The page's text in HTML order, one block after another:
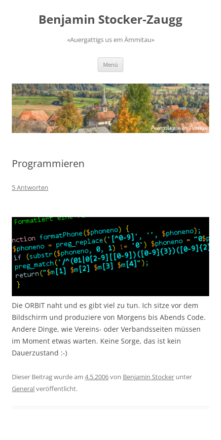
springenBenjamin Stocker-Zaugg
«Auergattigs us em Ämmitau»
Menü
Programmieren
5 Antworten
Die ORBIT naht und es gibt viel zu tun. Ich sitze vor dem
Bildschirm und produziere von Morgens bis Abends Code.
Andere Dinge, wie Vereins- oder Verbandsseiten müssen
im Moment etwas warten. Keine Sorge, das ist kein
Dauerzustand :-)
Dieser Beitrag wurde am 4.5.2006von Benjamin Stocker unter
Generalveröffentlicht.